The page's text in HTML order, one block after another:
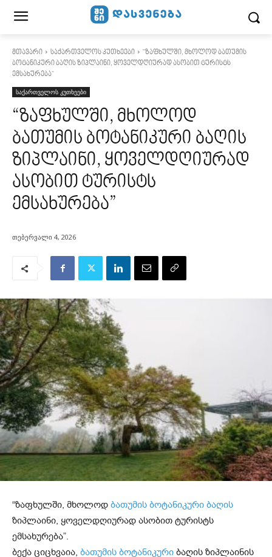
მთავარი საქართველოს კუთხეები
"ზაფხულში, მხოლოდ ბათუმის
ბოტანიკური ბაღის ზიპლაინი, ყოველდღიურად ასობით ტურისტს
ემსახურება"
საქართველოს კუთხეები
“ზაფხულში, მხოლოდ
ბათუმის ბოტანიკური ბაღის
ზიპლაინი, ყოველდღიურად
ასობით ტურისტს
ემსახურება”
თებერვალი 4, 2026
“ზაფხულში, მხოლოდ ბათუმის ბოტანიკური ბაღის
ზიპლაინი, ყოველდღიურად ასობით ტურისტს
ემსახურება”.
ბექა ციცხვაია, ბათუმის ბოტანიკური ბაღის ზიპლაინის